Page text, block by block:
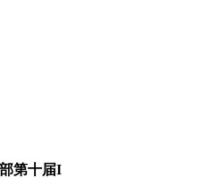
第十届I